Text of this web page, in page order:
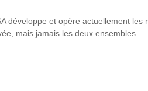
développe et opère actuellement les
mais jamais les deux ensembles.